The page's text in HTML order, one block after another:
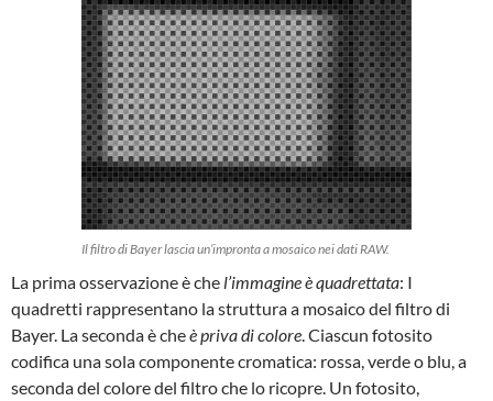
Il filtro di Bayer lascia un’impronta a mosaico nei dati RAW.
La prima osservazione è che l’immagine è quadrettata: I
quadretti rappresentano la struttura a mosaico del filtro di
Bayer. La seconda è cheè priva di colore. Ciascun fotosito
codifica una sola componente cromatica: rossa, verde o blu, a
seconda del colore del filtro che lo ricopre. Un fotosito,